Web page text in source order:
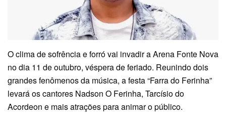
O clima de sofrência e forró vai invadir a Arena Fonte Nova
no dia 11 de outubro, véspera de feriado. Reunindo dois
grandes fenômenos da música, a festa “Farra do Ferinha”
levará os cantores Nadson O Ferinha, Tarcísio do
Acordeon e mais atrações para animar o público.